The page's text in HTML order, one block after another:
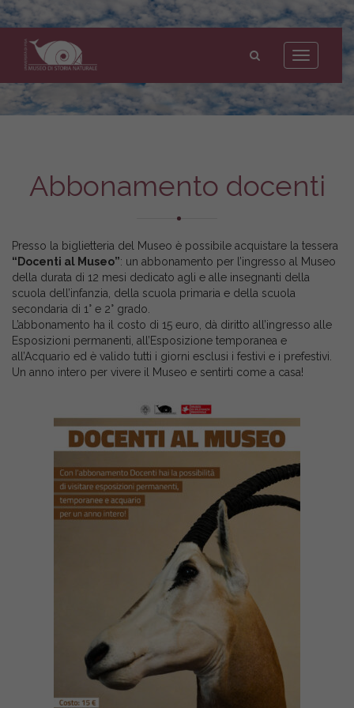
Toggle
navigation
Museo
di
Storia
Naturale
dell'Università
Abbonamento docenti
Presso la biglietteria del Museo è possibile acquistare la tessera
“Docenti al Museo”: un abbonamento per l’ingresso al Museo
della durata di 12 mesi dedicato agli e alle insegnanti della
scuola dell’infanzia, della scuola primaria e della scuola
secondaria di 1° e 2° grado.
L’abbonamento ha il costo di 15 euro, dà diritto all’ingresso alle
Esposizioni permanenti, all’Esposizione temporanea e
all’Acquario ed è valido tutti i giorni esclusi i festivi e i prefestivi.
Un anno intero per vivere il Museo e sentirti come a casa!